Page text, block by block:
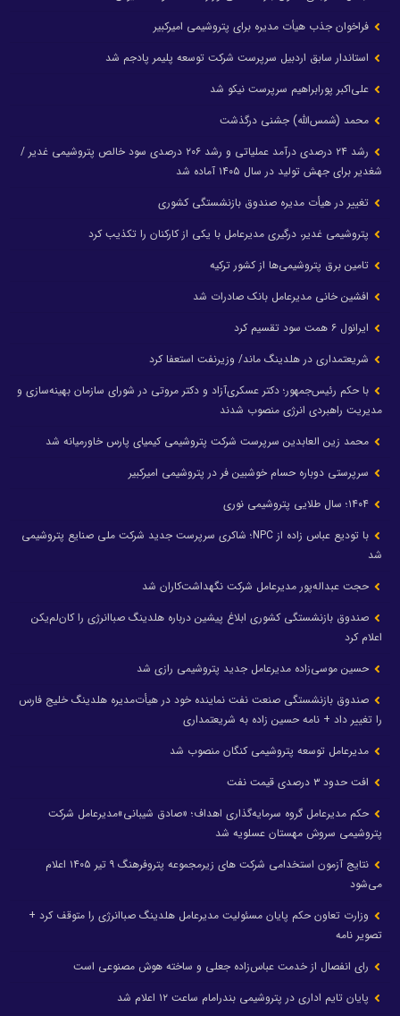
فراخوان جذب هیأت مدیره برای پتروشیمی امیرکبیر
استاندار سابق اردبیل سرپرست شرکت توسعه پلیمر پادجم شد
علی‌اکبر پورابراهیم سرپرست نیکو شد
محمد (شمس‌الله) جشنی درگذشت
رشد ۲۴ درصدی درآمد عملیاتی و رشد ۲۰۶ درصدی سود خالص پتروشیمی غدیر /
شغدیر برای جهش تولید در سال ۱۴۰۵ آماده شد
تغییر در هیأت مدیره صندوق بازنشستگی کشوری
پتروشیمی غدیر، درگیری مدیرعامل با یکی از کارکنان را تکذیب کرد
تامین برق پتروشیمی‌ها از کشور ترکیه
افشین خانی مدیرعامل بانک صادرات شد
ایرانول ۶ همت سود تقسیم کرد
شریعتمداری در هلدینگ ماند/ وزیرنفت استعفا کرد
با حکم رئیس‌جمهور؛ دکتر عسکری‌آزاد و دکتر مروتی در شورای سازمان بهینه‌سازی و
مدیریت راهبردی انرژی منصوب شدند
محمد زین العابدین سرپرست شرکت پتروشیمی کیمیای پارس خاورمیانه شد
سرپرستی دوباره حسام خوشبین فر در پتروشیمی امیرکبیر
با تودیع عباس زاده از NPC؛ شاکری سرپرست جدید شرکت ملی صنایع پتروشیمی
شد
حجت عبداله‌پور مدیرعامل شرکت نگهداشت‌کاران شد
صندوق بازنشستگی کشوری ابلاغ پیشین درباره هلدینگ صباانرژی را کان‌لم‌یکن
اعلام کرد
حسین موسی‌زاده مدیرعامل جدید پتروشیمی رازی شد
صندوق بازنشستگی صنعت نفت نماینده خود در هیأت‌مدیره هلدینگ خلیج فارس
را تغییر داد + نامه حسین زاده به شریعتمداری
مدیرعامل توسعه پتروشیمی کنگان منصوب شد
افت حدود ۳ درصدی قیمت نفت
حکم مدیرعامل گروه سرمایه‌گذاری اهداف؛ «صادق شیبانی»مدیرعامل شرکت
پتروشیمی سروش مهستان عسلویه شد
نتایج آزمون استخدامی شرکت های زیرمجموعه پتروفرهنگ ۹ تیر ۱۴۰۵ اعلام
می‌شود
وزارت تعاون حکم پایان مسئولیت مدیرعامل هلدینگ صباانرژی را متوقف کرد +
تصویر نامه
رای انفصال از خدمت عباس‌زاده جعلی و ساخته هوش مصنوعی است
پایان تایم اداری در پتروشیمی بندرامام ساعت ۱۲ اعلام شد